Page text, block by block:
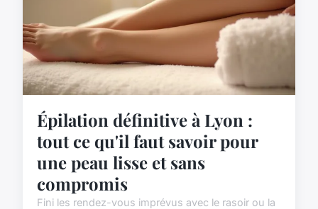
Épilation définitive à Lyon :
tout ce qu'il faut savoir pour
une peau lisse et sans
compromis
Fini les rendez-vous imprévus avec le rasoir ou la